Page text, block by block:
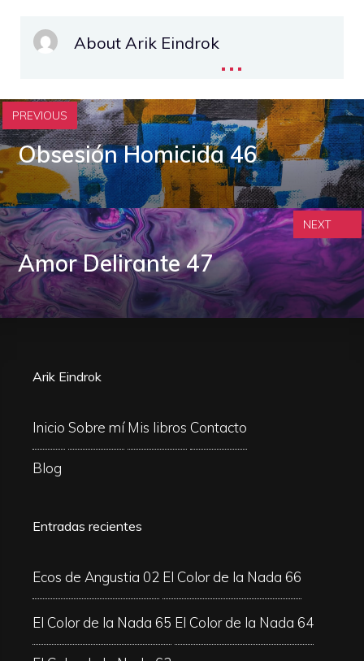
About Arik Eindrok...
PREVIOUS
Obsesión Homicida 46
Amor Delirante 47
NEXT
Arik Eindrok
Inicio Sobre mí Mis libros Contacto
Blog
Entradas recientes
Ecos de Angustia 02 El Color de la Nada 66
El Color de la Nada 65 El Color de la Nada 64